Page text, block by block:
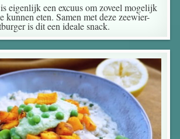
eigenlijk een excuus om zoveel mogelijk
kunnen eten. Samen met deze zeewier-
is dit een ideale snack.